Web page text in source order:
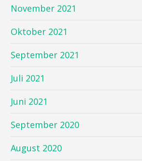
November 2021
Oktober 2021
September 2021
Juli 2021
Juni 2021
September 2020
August 2020